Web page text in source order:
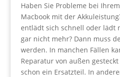
Haben Sie Probleme bei
Macbook mit der
entlädt sich schnell oder lädt
gar nicht mehr? Dann muss
werden. In manchen Fällen
Reparatur von außen
schon ein Ersatzteil. In